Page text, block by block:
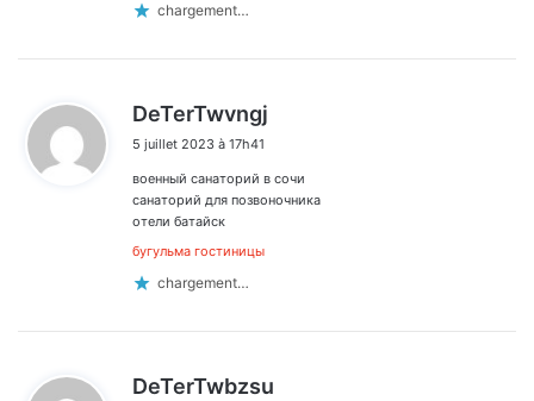
chargement…
DeTerTwvngj
:
5 juillet 2023 à 17h41
военный санаторий в сочи
санаторий для позвоночника
отели батайск
бугульма гостиницы
chargement…
DeTerTwbzsu